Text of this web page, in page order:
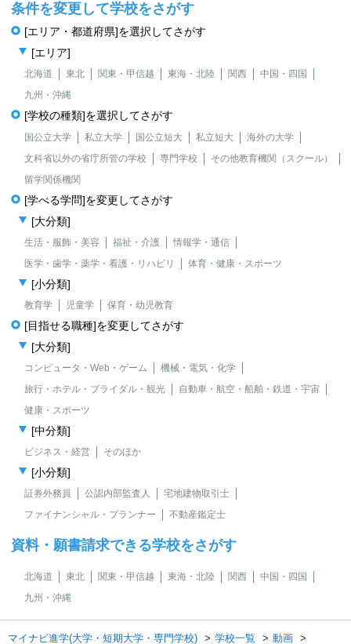
条件を変更して学校をさがす
[エリア・都道府県]を選択してさがす
[エリア]
北海道 東北 関東・甲信越 東海・北陸 関西
中国・四国
九州・沖縄
[学校の種類]を選択してさがす
国公立大学 私立大学 国公立短大 私立短大
海外の大学
文科省以外の省庁所管の学校
専門学校
その他教育機関（スクール）
留学関係機関
[学べる学問]を変更してさがす
[大分類]
生活・服飾・美容 福祉・介護
情報学・通信
医学・歯学・薬学・看護・リハビリ
体育・健康・スポーツ
[小分類]
教育学 児童学 保育・幼児教育
[目指せる職種]を変更してさがす
[大分類]
コンピュータ・Web・ゲーム
機械・電気・化学
旅行・ホテル・ブライダル・観光
自動車・航空・船舶・鉄道・宇宙
健康・スポーツ
[中分類]
ビジネス・経営 そのほか
[小分類]
証券外務員 公認内部監査人
宅地建物取引士
ファイナンシャル・プランナー
不動産鑑定士
資料・願書請求できる学校をさがす
北海道 東北 関東・甲信越 東海・北陸 関西
中国・四国
九州・沖縄
マイナビ進学(大学・短期大学・専門学校) 学校一覧 動画